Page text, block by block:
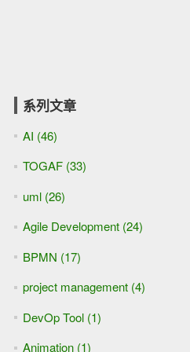
TOGAF ADM : 精解 - 第5部分 :
Business)
TOGAF ADM : 精解 - 第6部分 :
(Phase C - Application)
TOGAF ADM : 精解 - 第7部分 :
Application)
TOGAF ADM : 精解 - 第8部分 :
(Migration Planning Phase)